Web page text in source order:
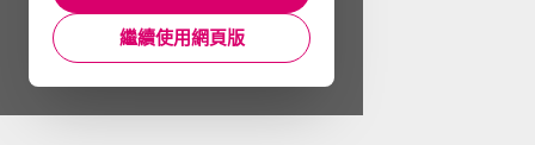
繼續使用網頁版